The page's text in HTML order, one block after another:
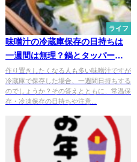
ライフ
味噌汁の冷蔵庫保存の日持ちは
一週間は無理？鍋とタッパーを
活用しよう
作り置きしたくなる人も多い味噌汁ですが
冷蔵庫で保存した場合、一週間日持ちする
のでしょうか？その答えとともに、常温保
存・冷凍保存の日持ちや注意...